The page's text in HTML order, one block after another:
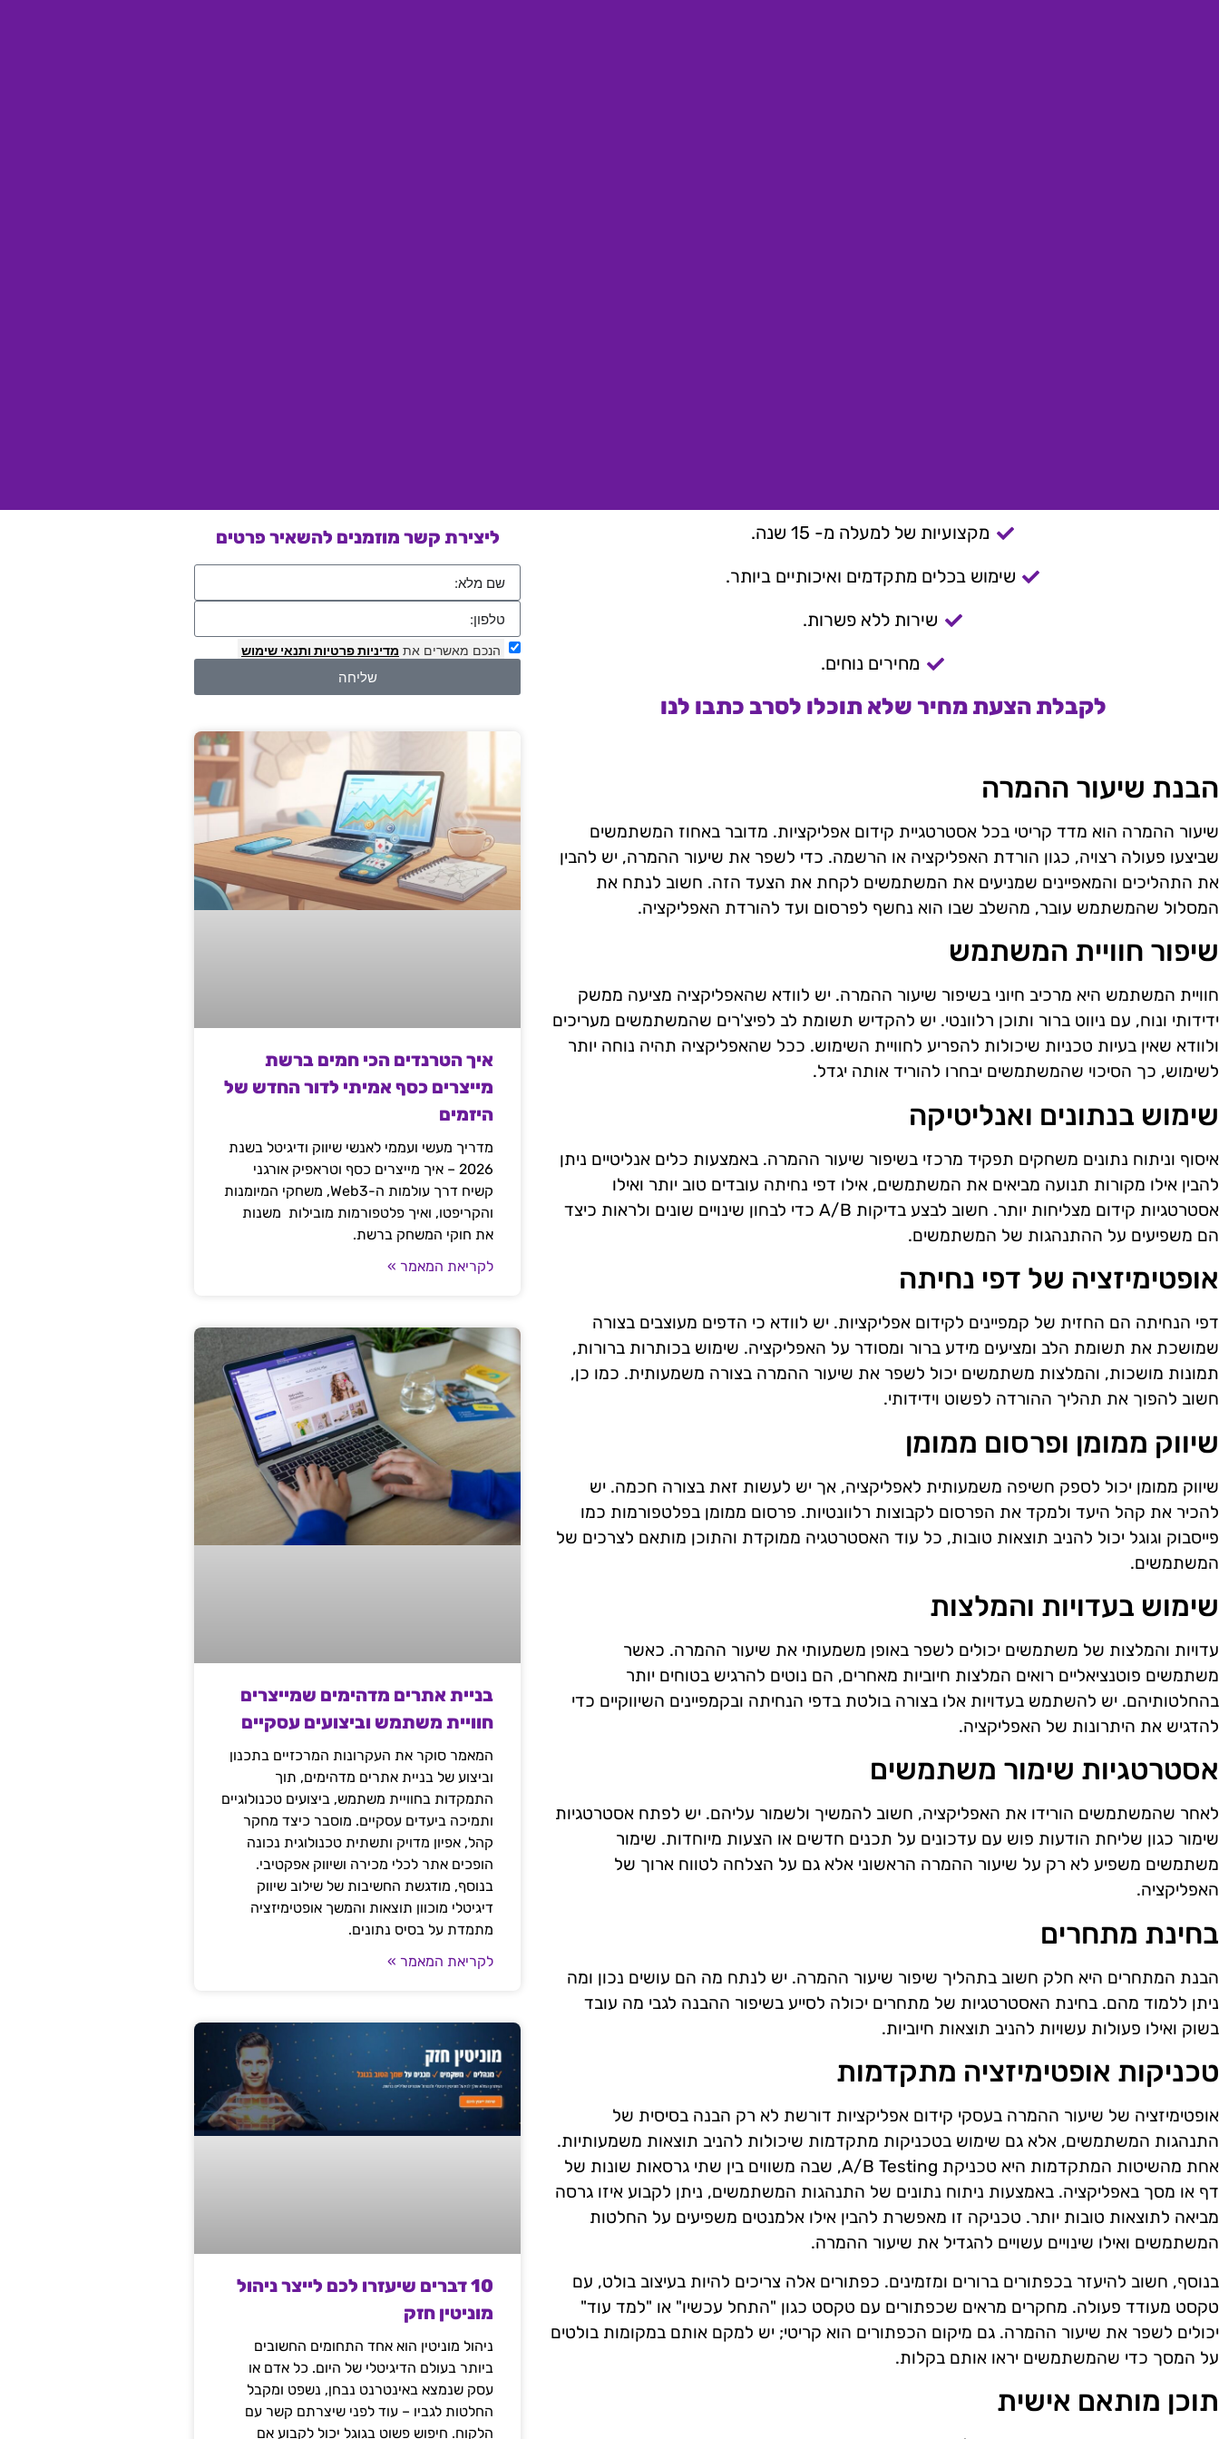
מקצועיות של למעלה מ- 15 שנה.
שימוש בכלים מתקדמים ואיכותיים ביותר.
שירות ללא פשרות.
מחירים נוחים.
לקבלת הצעת מחיר שלא תוכלו לסרב כתבו לנו
הבנת שיעור ההמרה
שיעור ההמרה הוא מדד קריטי בכל אסטרטגיית קידום אפליקציות. מדובר באחוז המשתמשים
שביצעו פעולה רצויה, כגון הורדת האפליקציה או הרשמה. כדי לשפר את שיעור ההמרה, יש להבין
את התהליכים והמאפיינים שמניעים את המשתמשים לקחת את הצעד הזה. חשוב לנתח את
המסלול שהמשתמש עובר, מהשלב שבו הוא נחשף לפרסום ועד להורדת האפליקציה.
שיפור חוויית המשתמש
חוויית המשתמש היא מרכיב חיוני בשיפור שיעור ההמרה. יש לוודא שהאפליקציה מציעה ממשק
ידידותי ונוח, עם ניווט ברור ותוכן רלוונטי. יש להקדיש תשומת לב לפיצ'רים שהמשתמשים מעריכים
ולוודא שאין בעיות טכניות שיכולות להפריע לחוויית השימוש. ככל שהאפליקציה תהיה נוחה יותר
לשימוש, כך הסיכוי שהמשתמשים יבחרו להוריד אותה יגדל.
שימוש בנתונים ואנליטיקה
איסוף וניתוח נתונים משחקים תפקיד מרכזי בשיפור שיעור ההמרה. באמצעות כלים אנליטיים ניתן
להבין אילו מקורות תנועה מביאים את המשתמשים, אילו דפי נחיתה עובדים טוב יותר ואילו
אסטרטגיות קידום מצליחות יותר. חשוב לבצע בדיקות A/B כדי לבחון שינויים שונים ולראות כיצד
הם משפיעים על ההתנהגות של המשתמשים.
אופטימיזציה של דפי נחיתה
דפי הנחיתה הם החזית של קמפיינים לקידום אפליקציות. יש לוודא כי הדפים מעוצבים בצורה
שמושכת את תשומת הלב ומציעים מידע ברור ומסודר על האפליקציה. שימוש בכותרות ברורות,
תמונות מושכות, והמלצות משתמשים יכול לשפר את שיעור ההמרה בצורה משמעותית. כמו כן,
חשוב להפוך את תהליך ההורדה לפשוט וידידותי.
שיווק ממומן ופרסום ממומן
שיווק ממומן יכול לספק חשיפה משמעותית לאפליקציה, אך יש לעשות זאת בצורה חכמה. יש
להכיר את קהל היעד ולמקד את הפרסום לקבוצות רלוונטיות. פרסום ממומן בפלטפורמות כמו
פייסבוק וגוגל יכול להניב תוצאות טובות, כל עוד האסטרטגיה ממוקדת והתוכן מותאם לצרכים של
המשתמשים.
שימוש בעדויות והמלצות
עדויות והמלצות של משתמשים יכולים לשפר באופן משמעותי את שיעור ההמרה. כאשר
משתמשים פוטנציאליים רואים המלצות חיוביות מאחרים, הם נוטים להרגיש בטוחים יותר
בהחלטותיהם. יש להשתמש בעדויות אלו בצורה בולטת בדפי הנחיתה ובקמפיינים השיווקיים כדי
להדגיש את היתרונות של האפליקציה.
אסטרטגיות שימור משתמשים
לאחר שהמשתמשים הורידו את האפליקציה, חשוב להמשיך ולשמור עליהם. יש לפתח אסטרטגיות
שימור כגון שליחת הודעות פוש עם עדכונים על תכנים חדשים או הצעות מיוחדות. שימור
משתמשים משפיע לא רק על שיעור ההמרה הראשוני אלא גם על הצלחה לטווח ארוך של
האפליקציה.
בחינת מתחרים
הבנת המתחרים היא חלק חשוב בתהליך שיפור שיעור ההמרה. יש לנתח מה הם עושים נכון ומה
ניתן ללמוד מהם. בחינת האסטרטגיות של מתחרים יכולה לסייע בשיפור ההבנה לגבי מה עובד
בשוק ואילו פעולות עשויות להניב תוצאות חיוביות.
טכניקות אופטימיזציה מתקדמות
אופטימיזציה של שיעור ההמרה בעסקי קידום אפליקציות דורשת לא רק הבנה בסיסית של
התנהגות המשתמשים, אלא גם שימוש בטכניקות מתקדמות שיכולות להניב תוצאות משמעותיות.
אחת מהשיטות המתקדמות היא טכניקת A/B Testing, שבה משווים בין שתי גרסאות שונות של
דף או מסך באפליקציה. באמצעות ניתוח נתונים של התנהגות המשתמשים, ניתן לקבוע איזו גרסה
מביאה לתוצאות טובות יותר. טכניקה זו מאפשרת להבין אילו אלמנטים משפיעים על החלטות
המשתמשים ואילו שינויים עשויים להגדיל את שיעור ההמרה.
בנוסף, חשוב להיעזר בכפתורים ברורים ומזמינים. כפתורים אלה צריכים להיות בעיצוב בולט, עם
טקסט מעודד פעולה. מחקרים מראים שכפתורים עם טקסט כגון "התחל עכשיו" או "למד עוד"
יכולים לשפר את שיעור ההמרה. גם מיקום הכפתורים הוא קריטי; יש למקם אותם במקומות בולטים
על המסך כדי שהמשתמשים יראו אותם בקלות.
תוכן מותאם אישית
ליצירת קשר מוזמנים להשאיר פרטים
הנכם מאשרים את מדיניות פרטיות ותנאי שימוש
שליחה
איך הטרנדים הכי חמים ברשת
מייצרים כסף אמיתי לדור החדש של
היזמים
מדריך מעשי ועממי לאנשי שיווק ודיגיטל בשנת
2026 – איך מייצרים כסף וטראפיק אורגני
קשיח דרך עולמות ה-Web3, משחקי המיומנות
והקריפטו, ואיך פלטפורמות מובילות משנות
את חוקי המשחק ברשת.
לקריאת המאמר »
בניית אתרים מדהימים שמייצרים
חוויית משתמש וביצועים עסקיים
המאמר סוקר את העקרונות המרכזיים בתכנון
וביצוע של בניית אתרים מדהימים, תוך
התמקדות בחוויית משתמש, ביצועים טכנולוגיים
ותמיכה ביעדים עסקיים. מוסבר כיצד מחקר
קהל, אפיון מדויק ותשתית טכנולוגית נכונה
הופכים אתר לכלי מכירה ושיווק אפקטיבי.
בנוסף, מודגשת החשיבות של שילוב שיווק
דיגיטלי מוכוון תוצאות והמשך אופטימיזציה
מתמדת על בסיס נתונים.
לקריאת המאמר »
10 דברים שיעזרו לכם לייצר ניהול
מוניטין חזק
ניהול מוניטין הוא אחד התחומים החשובים
ביותר בעולם הדיגיטלי של היום. כל אדם או
עסק שנמצא באינטרנט נבחן, נשפט ומקבל
החלטות לגביו – עוד לפני שיצרתם קשר עם
הלקוח. חיפוש פשוט בגוגל יכול לקבוע אם